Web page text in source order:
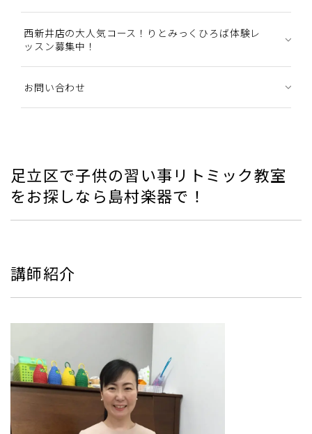
西新井店の大人気コース！りとみっくひろば体験レ
ッスン募集中！
お問い合わせ
足立区で子供の習い事リトミック教室
をお探しなら島村楽器で！
講師紹介